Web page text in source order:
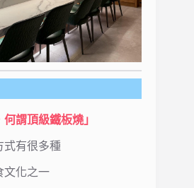
謂頂級鐵板燒」
式有很多種
文化之一